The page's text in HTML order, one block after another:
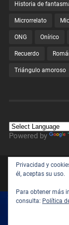
Historia de
Microrrelato
ONG Onírico
Recuerdo
Triángulo amoroso
Powered by
© 2026EL
Privacidad y
él, aceptas su uso.
Para obtener más
consulta: Política